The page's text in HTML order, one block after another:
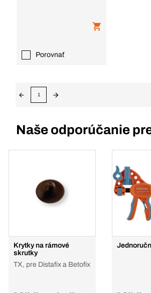
Porovnať
1
Naše odporúčanie
Krytky na rámové
skrutky
TX, pre Distafix a Betofix